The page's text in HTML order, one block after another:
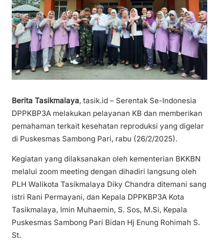
Berita Tasikmalaya, tasik.id – Serentak Se-Indonesia
DPPKBP3A melakukan pelayanan KB dan memberikan
pemahaman terkait kesehatan reproduksi yang digelar
di Puskesmas Sambong Pari, rabu (26/2/2025).
Kegiatan yang dilaksanakan oleh kementerian BKKBN
melalui zoom meeting dengan dihadiri langsung oleh
PLH Walikota Tasikmalaya Diky Chandra ditemani sang
istri Rani Permayani, dan Kepala DPPKBP3A Kota
Tasikmalaya, Imin Muhaemin, S. Sos, M.Si, Kepala
Puskesmas Sambong Pari Bidan Hj Enung Rohimah S.
St.